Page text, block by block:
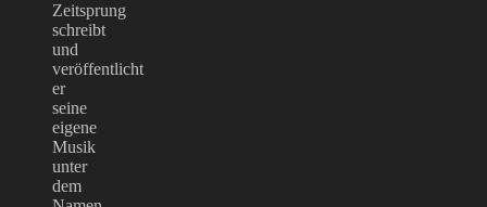
Zeitsprung
schreibt
und
veröffentlicht
er
seine
eigene
Musik
unter
dem